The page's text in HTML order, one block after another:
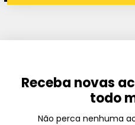
Receba novas
todo
Não perca nenhuma